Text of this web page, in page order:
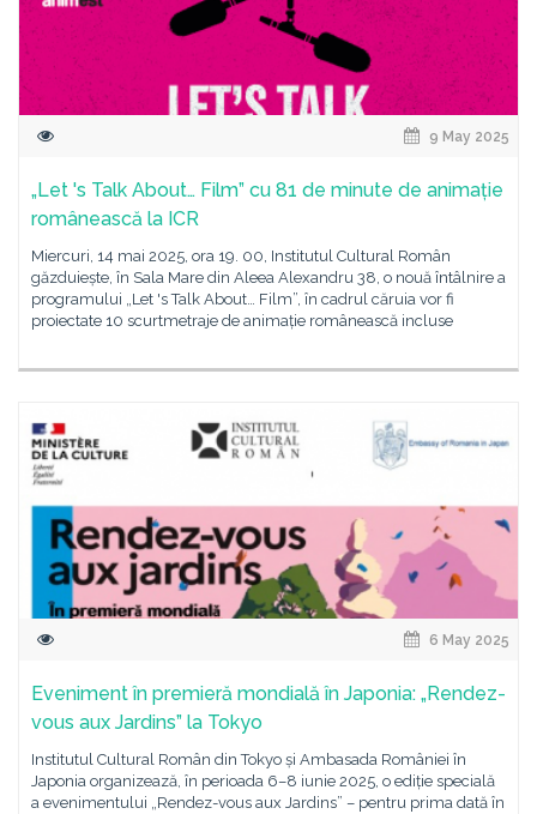
9 May 2025
„Let 's Talk About… Film” cu 81 de minute de animație
românească la ICR
Miercuri, 14 mai 2025, ora 19. 00, Institutul Cultural Român
găzduiește, în Sala Mare din Aleea Alexandru 38, o nouă întâlnire a
programului „Let 's Talk About… Film”, în cadrul căruia vor fi
proiectate 10 scurtmetraje de animație românească incluse
6 May 2025
Eveniment în premieră mondială în Japonia: „Rendez-
vous aux Jardins” la Tokyo
Institutul Cultural Român din Tokyo și Ambasada României în
Japonia organizează, în perioada 6–8 iunie 2025, o ediție specială
a evenimentului „Rendez-vous aux Jardins” – pentru prima dată în